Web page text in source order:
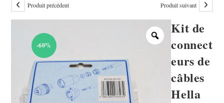
-60%
Produit précédent Produit suivant
Kit de
connect
eurs de
câbles
Hella